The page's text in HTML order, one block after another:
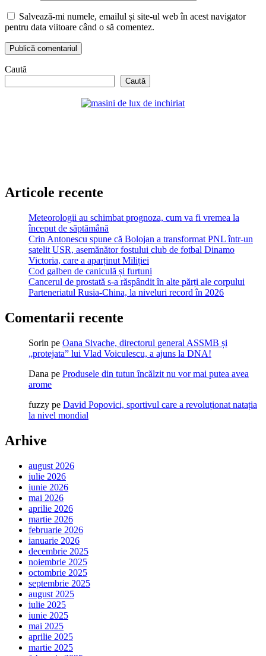
Salvează-mi numele, emailul și site-ul web în acest navigator
pentru data viitoare când o să comentez.
Caută
Caută
Articole recente
Meteorologii au schimbat prognoza, cum va fi vremea la
început de săptămână
Crin Antonescu spune că Bolojan a transformat PNL într-un
satelit USR, asemănător fostului club de fotbal Dinamo
Victoria, care a aparținut Miliției
Cod galben de caniculă și furtuni
Cancerul de prostată s-a răspândit în alte părți ale corpului
Parteneriatul Rusia-China, la niveluri record în 2026
Comentarii recente
Sorin pe Oana Sivache, directorul general ASSMB și
„protejata” lui Vlad Voiculescu, a ajuns la DNA!
Dana pe Produsele din tutun încălzit nu vor mai putea avea
arome
fuzzy pe David Popovici, sportivul care a revoluționat natația
la nivel mondial
Arhive
august 2026
iulie 2026
iunie 2026
mai 2026
aprilie 2026
martie 2026
februarie 2026
ianuarie 2026
decembrie 2025
noiembrie 2025
octombrie 2025
septembrie 2025
august 2025
iulie 2025
iunie 2025
mai 2025
aprilie 2025
martie 2025